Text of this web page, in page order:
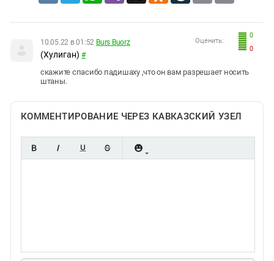
0
0
Оценить:
10.05.22 в 01:52 Burs Buorz
(Хулиган) #
скажите спасибо падишаху ,что он вам разрешает носить
штаны.
КОММЕНТИРОВАНИЕ ЧЕРЕЗ КАВКАЗСКИЙ УЗЕЛ